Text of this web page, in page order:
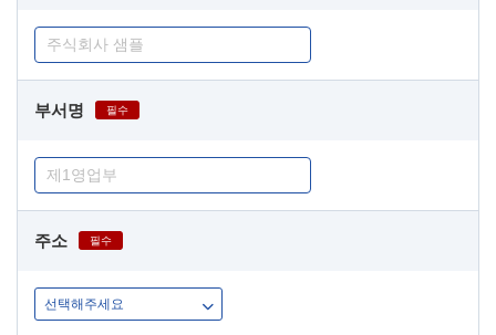
부서명 필수
주소 필수